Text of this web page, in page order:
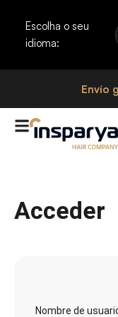
Escolha o seu
idioma:
Envío
Acceder
Nombre de